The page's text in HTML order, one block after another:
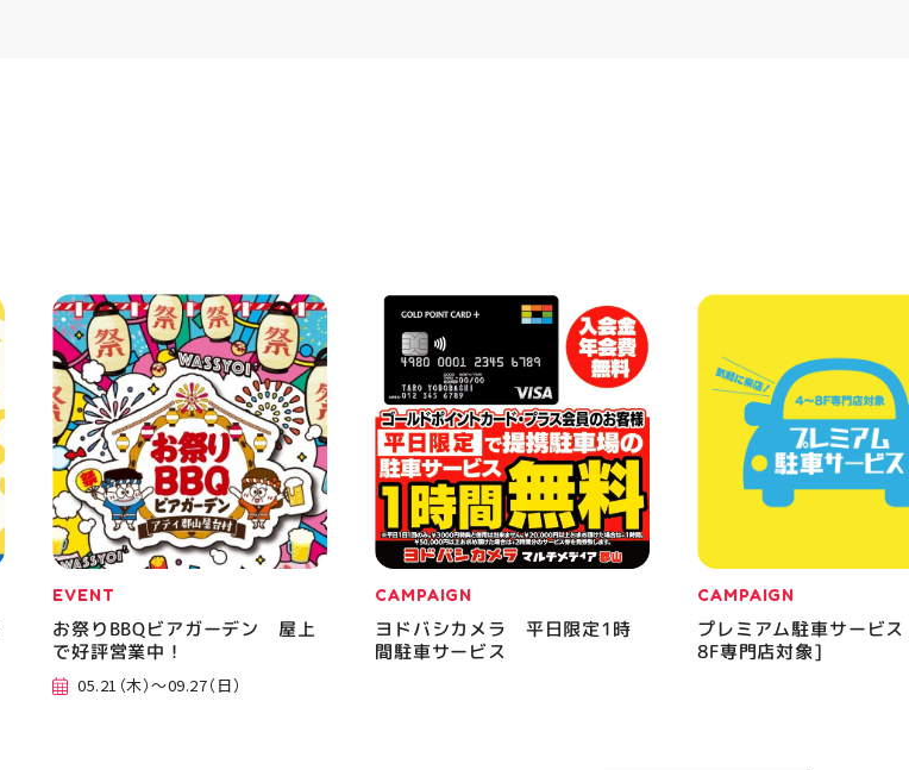
EVENT
お祭りBBQビアガーデン 屋上
で好評営業中！
05.21（木）～09.27（日）
CAMPAIGN
ヨドバシカメラ 平日限定1時
間駐車サービス
CAMPAIGN
プレミアム駐車サービ
8F専門店対象]